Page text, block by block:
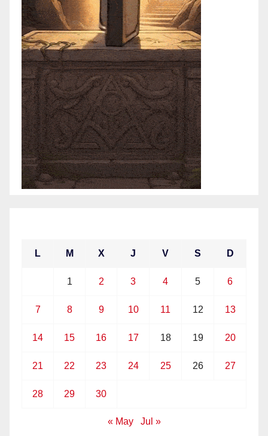
L M X J V S D
1 2 3 4 5 6
7 8 9 10 11 12 13
14 15 16 17 18 19 20
21 22 23 24 25 26 27
28 29 30
« May Jul »